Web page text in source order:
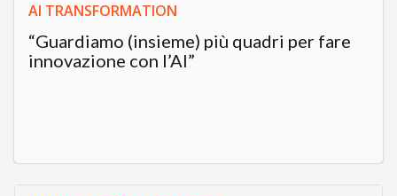
AI TRANSFORMATION
“Guardiamo (insieme) più quadri per fare
innovazione con l’AI”